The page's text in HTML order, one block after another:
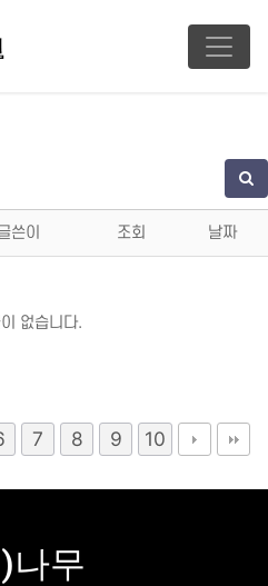
쓴이 조회 날짜
없습니다.
7 8 9 10
나무